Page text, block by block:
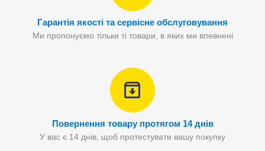
Гарантія якості та сервісне обслуговування
Ми пропонуємо тільки ті товари, в яких ми впевнені
Повернення товару протягом 14 днів
У вас є 14 днів, щоб протестувати вашу покупку